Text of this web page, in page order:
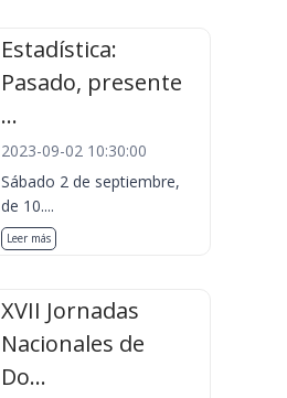
Estadística:
Pasado, presente
...
2023-09-02 10:30:00
Sábado 2 de septiembre,
de 10....
Leer más
XVII Jornadas
Nacionales de
Do...